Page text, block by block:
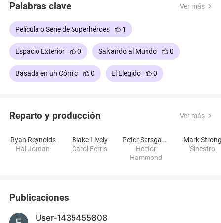
Palabras clave Ver más
Película o Serie de Superhéroes 1
Espacio Exterior 0 Salvando al Mundo 0
Basada en un Cómic 0 El Elegido 0
Reparto y producción Ver más
Ryan Reynolds
Hal Jordan
Blake Lively
Carol Ferris
Peter Sarsgaard
Hector
Hammond
Mark
Sinestro
Publicaciones
User-1435455808